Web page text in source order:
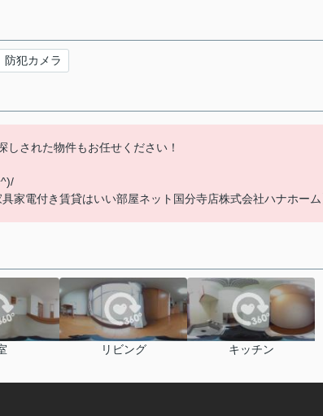
防犯カメラ
された物件もお任せください！
家電付き賃貸はいい部屋ネット国分寺店株式会社ハナホー
リビング キッチン